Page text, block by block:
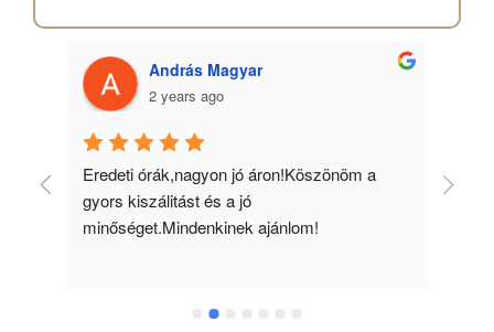
András Magyar
2 years ago
Eredeti órák,nagyon jó áron!Köszönöm a
gyors kiszálitást és a jó
minőséget.Mindenkinek ajánlom!